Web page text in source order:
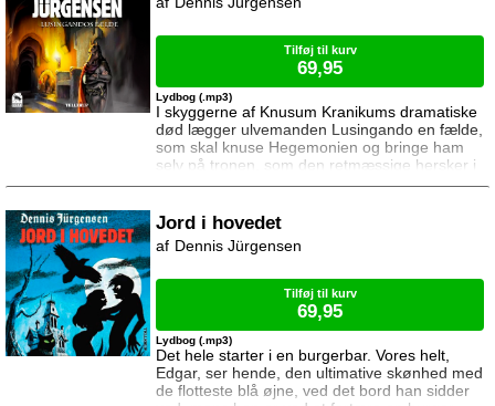
gryden ...
I skyggerne af Knusum Kranikums dramatiske
død lægger ulvemanden Lusingando en fælde,
som skal knuse Hegemonien og bringe ham
selv på tronen, som den retmæssige hersker i
Kvæhl ... Og Catharina og Arnold står til deres
beboere i en sidste dødbringende kamp ...
Lydbog (.mp3)
Tilføj til kurv
69,95
Jord i hovedet
Det hele starter i en burgerbar. Vores helt,
Edgar, ser hende, den ultimative skønhed med
de flotteste blå øjne, ved det bord han sidder
Lydbog (.mp3)
Dennis Jürgensen
Tilføj til kurv
69,95